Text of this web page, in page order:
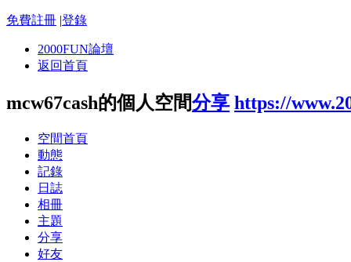
免費註冊 |登錄
2000FUN論壇
返回首頁
mcw67cash的個人空間分享 https://
空間首頁
動態
記錄
日誌
相冊
主題
分享
好友